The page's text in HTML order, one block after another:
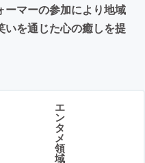
ーマーの参加により地域
いを通じた心の癒しを提
エ
ン
タ
メ
領
域